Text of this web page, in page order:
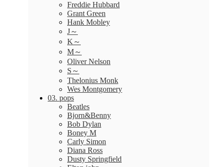
Freddie Hubbard
Grant Green
Hank Mobley
J～
K～
M～
Oliver Nelson
S～
Thelonius Monk
Wes Montgomery
03. pops
Beatles
Bjorn&Benny
Bob Dylan
Boney M
Carly Simon
Diana Ross
Dusty Springfield